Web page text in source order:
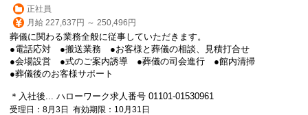
正社員
月給 227,637円 ～ 250,496円
葬儀に関わる業務全般に従事していただきます。
●電話応対 ●搬送業務 ●お客様と 葬儀の相談、見積打合せ
●会場設営 ●式のご案内誘導 ●葬儀の司会進行 ●館内清掃
●葬儀後のお客様サポート
＊入社後... ハローワーク求人番号 01101-01530961
受理日：8月3日 有効期限：10月31日